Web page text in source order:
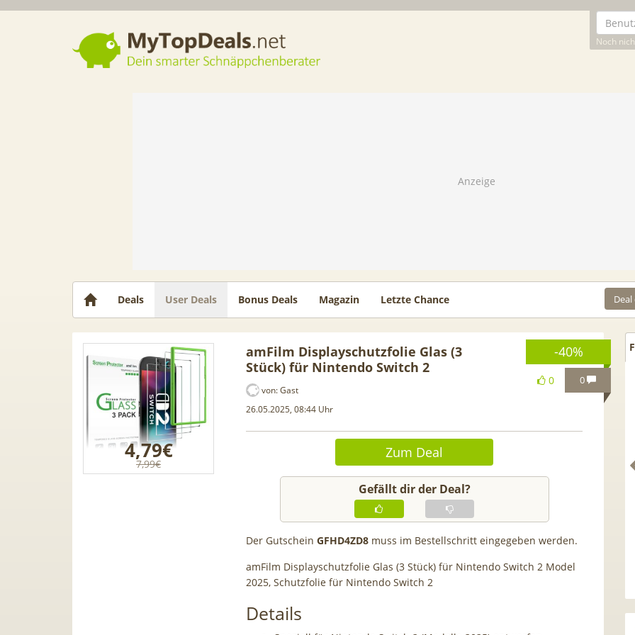
Noch
Dein smarter Schnäppchenberater
Deals User Deals Bonus Deals Magazin Letzte Chance
-40%
0
0
4,79€
7,99€
amFilm Displayschutzfolie Glas (3
Stück) für Nintendo Switch 2
von:Gast
26.05.2025, 08:44 Uhr
Zum Deal
Gefällt dir der Deal?
Der Gutschein GFHD4ZD8 muss im Bestellschritt eingegeben werden.
amFilm Displayschutzfolie Glas (3 Stück) für Nintendo Switch 2 Model
2025, Schutzfolie für Nintendo Switch 2
Details
50€ Wechselbonus! 🎉 50GB 5G
Vodafone Allnet für 7,99€ mtl.
TOP 🍿 Netflix Standard + 300
TV-Sender (280 in HD) via
TCL tragbares 3-in-
Luftentfeuchten |
App- & Smart-